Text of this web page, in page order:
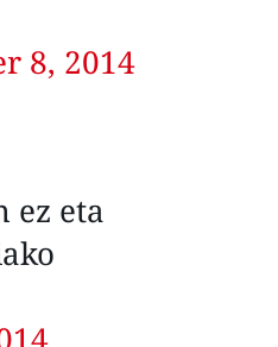
8, 2014
ez eta